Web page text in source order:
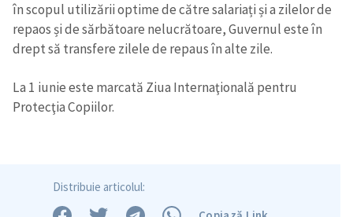
în scopul utilizării optime de către salariați și a zilelor de
repaos și de sărbătoare nelucrătoare, Guvernul este în
drept să transfere zilele de repaus în alte zile.
La 1 iunie este marcată Ziua Internaţională pentru
Protecţia Copiilor.
Distribuie articolul: